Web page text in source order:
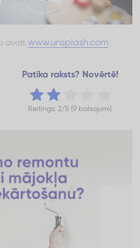
avoti: www.unsplash.com
Patika raksts? Novērtē!
Reitings: 2/5 (9 balsojumi)